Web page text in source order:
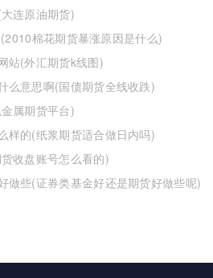
连原油期货)
棉花期货暴涨原因是什么)
站(外汇期货k线图)
么意思啊(国债期货全线收跌)
属期货平台)
样的(纸浆期货适合做日内吗)
收盘账号怎么看的)
做些(证券类基金好还是期货好做些呢)